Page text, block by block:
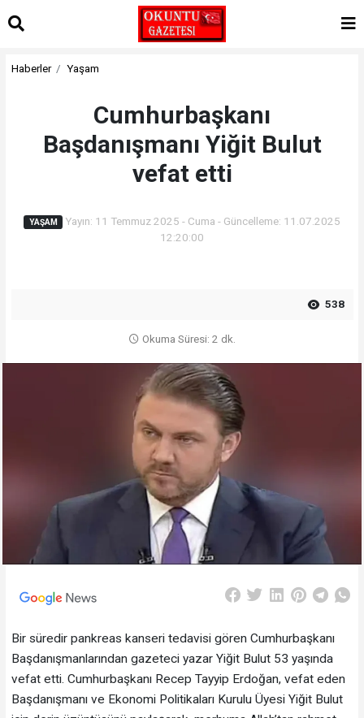
Haberler Yaşam
Cumhurbaşkanı
Başdanışmanı Yiğit Bulut
vefat etti
YAŞAM
Yayın: 11 Temmuz 2025 - Cuma - Güncelleme: 11.07.2025
12:20:00
538
Okuma Süresi: 2 dk.
Bir süredir pankreas kanseri tedavisi gören Cumhurbaşkanı
Başdanışmanlarından gazeteci yazar Yiğit Bulut 53 yaşında
vefat etti. Cumhurbaşkanı Recep Tayyip Erdoğan, vefat eden
Başdanışmanı ve Ekonomi Politikaları Kurulu Üyesi Yiğit Bulut